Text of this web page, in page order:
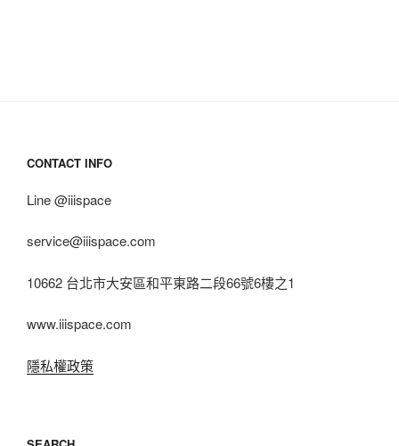
CONTACT INFO
Line @iiispace
service@iiispace.com
10662 台北市大安區和平東路二段66號6樓之1
www.iiispace.com
隱私權政策